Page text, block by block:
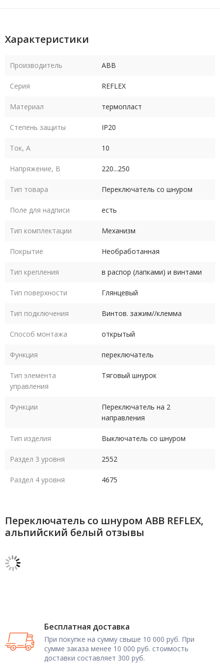
Характеристики
Производитель ABB
Серия REFLEX
Материал термопласт
Степень защиты IP20
Ток, А 10
Напряжение, В 220...250
Тип товара Переключатель со шнуром
Поле для надписи есть
Тип комплектации Механизм
Покрытие Необработанная
Тип крепления в распор (лапками) и винтами
Тип поверхности Глянцевый
Тип подключения Винтов. зажим//клемма
Способ монтажа открытый
Функция переключатель
Тип элемента
управления
Тяговый шнурок
Функции
Переключатель на 2
направления
Тип изделия Выключатель со шнуром
Раздел 3 уровня 2552
Раздел 4 уровня 4675
Переключатель со шнуром ABB REFLEX,
альпийский белый отзывы
Бесплатная доставка
При покупке на сумму свыше 10 000 руб. При
сумме заказа менее 10 000 руб. стоимость
доставки составляет 300 руб.